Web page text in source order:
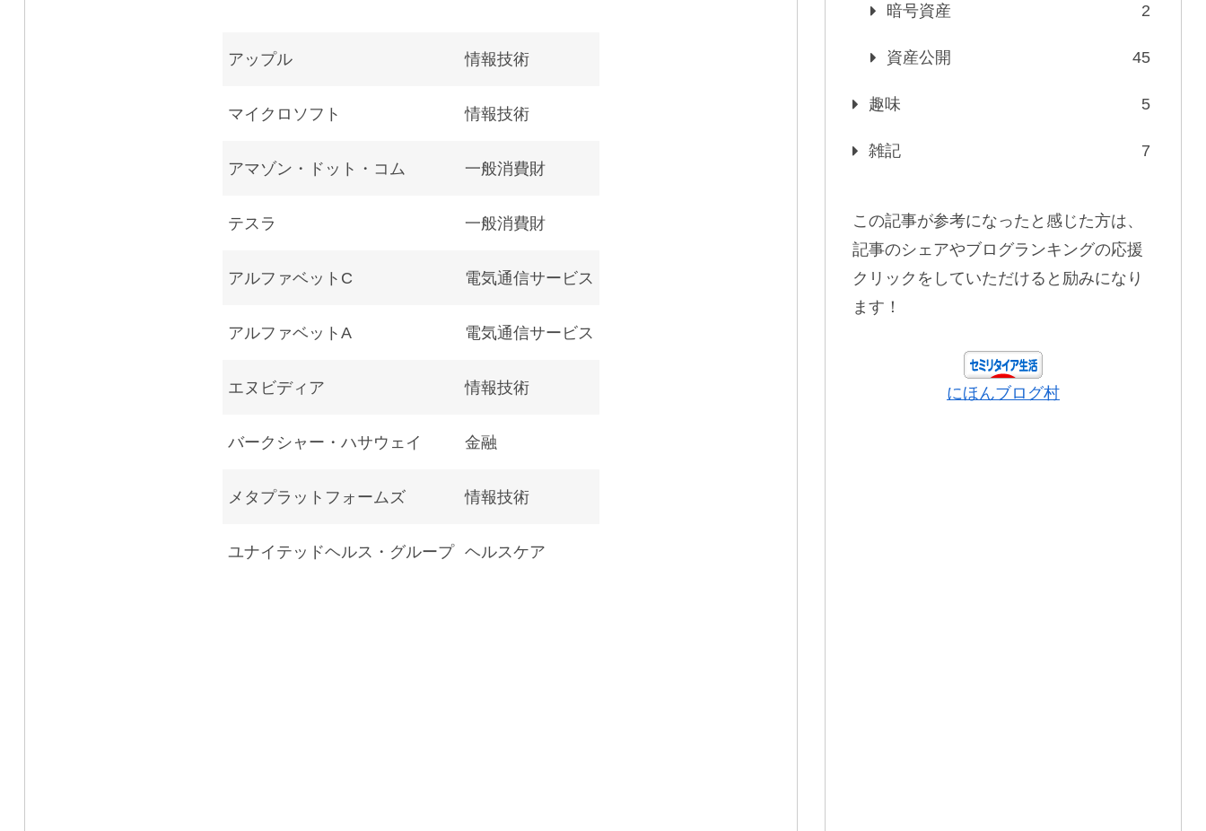
アップル 情報技術
マイクロソフト 情報技術
アマゾン・ドット・コム 一般消費財
テスラ 一般消費財
アルファベットC 電気通信サービス
アルファベットA 電気通信サービス
エヌビディア 情報技術
バークシャー・ハサウェイ 金融
メタプラットフォームズ 情報技術
ユナイテッドヘルス・グループ ヘルスケア
暗号資産 2
資産公開 45
趣味 5
雑記 7
この記事が参考になったと感じた方は、
記事のシェアやブログランキングの応援
クリックをしていただけると励みになり
ます！
にほんブログ村